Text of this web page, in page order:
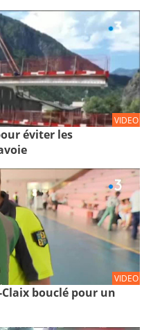
VIDEO
éviter les
VIDEO
bouclé pour un